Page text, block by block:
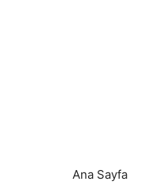
Ana Sayfa